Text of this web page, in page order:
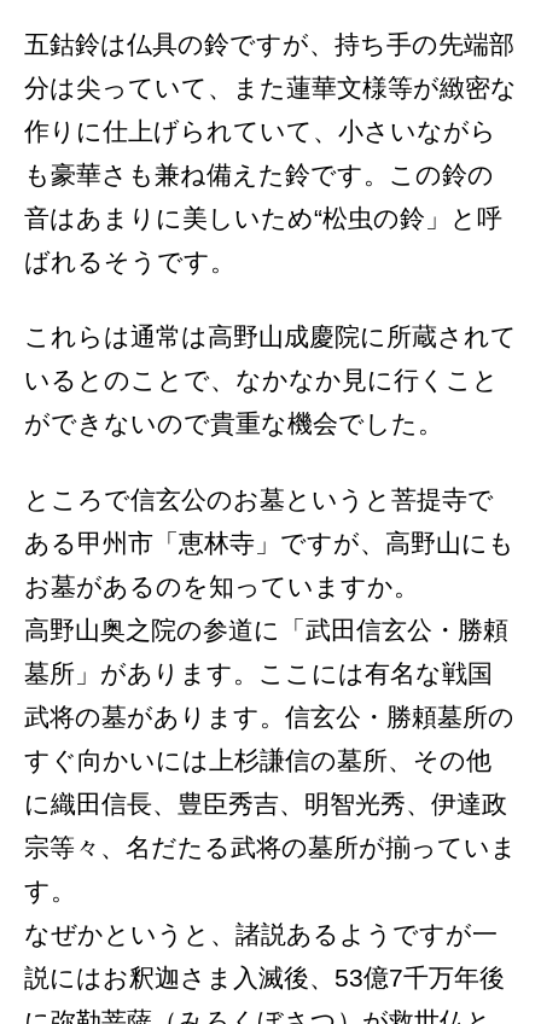
五鈷鈴は仏具の鈴ですが、持ち手の先端部
分は尖っていて、また蓮華文様等が緻密な
作りに仕上げられていて、小さいながら
も豪華さも兼ね備えた鈴です。この鈴の
音はあまりに美しいため“松虫の鈴」と呼
ばれるそうです。
これらは通常は高野山成慶院に所蔵されて
いるとのことで、なかなか見に行くこと
ができないので貴重な機会でした。
ところで信玄公のお墓というと菩提寺で
ある甲州市「恵林寺」ですが、高野山にも
お墓があるのを知っていますか。
高野山奥之院の参道に「武田信玄公・勝頼
墓所」があります。ここには有名な戦国
武将の墓があります。信玄公・勝頼墓所の
すぐ向かいには上杉謙信の墓所、その他
に織田信長、豊臣秀吉、明智光秀、伊達政
宗等々、名だたる武将の墓所が揃っていま
す。
なぜかというと、諸説あるようですが一
説にはお釈迦さま入滅後、53億7千万年後